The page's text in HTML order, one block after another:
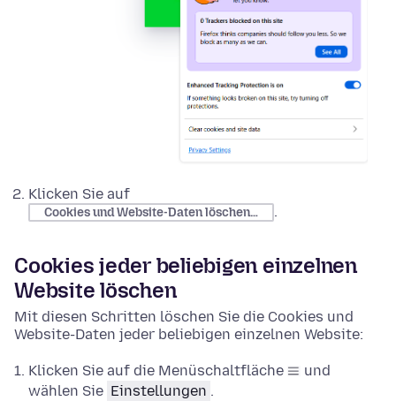
Klicken Sie auf
Cookies und Website-Daten löschen… .
Cookies jeder beliebigen einzelnen
Website löschen
Mit diesen Schritten löschen Sie die Cookies und
Website-Daten jeder beliebigen einzelnen Website:
Klicken Sie auf die Menüschaltfläche
und
wählen Sie Einstellungen .